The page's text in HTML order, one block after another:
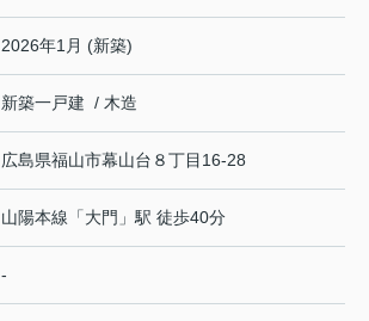
2026年1月 (新築)
新築一戸建 / 木造
広島県福山市幕山台 ８丁目16-28
山陽本線 「大門 」駅 徒歩40分
-